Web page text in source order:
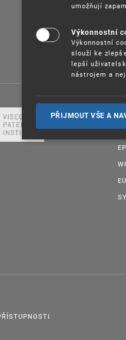
umožňují
Výkonnostní
Výkonnostní
slouží ke
lepší
nástrojem a
PŘIJMOUT VŠE A